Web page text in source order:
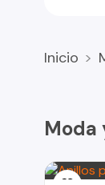
18.3 cm
15.24
Retiro
Ante
Inicio
Moda